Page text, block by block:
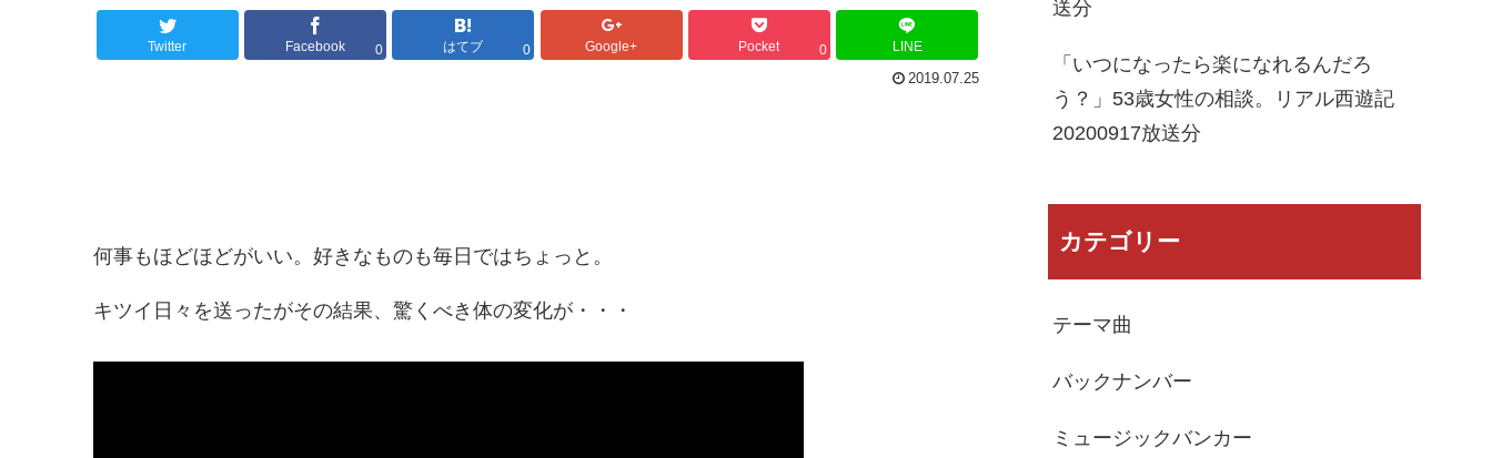
Twitter Facebook 0 はてブ 0 Google+ Pocket 0 LINE
2019.07.25
何事もほどほどがいい。好きなものも毎日ではちょっと。
キツイ日々を送ったがその結果、驚くべき体の変化が・・・
送分
「いつになったら楽になれるんだろ
う？」53歳女性の相談。リアル西遊記
20200917放送分
カテゴリー
テーマ曲
バックナンバー
ミュージックバンカー